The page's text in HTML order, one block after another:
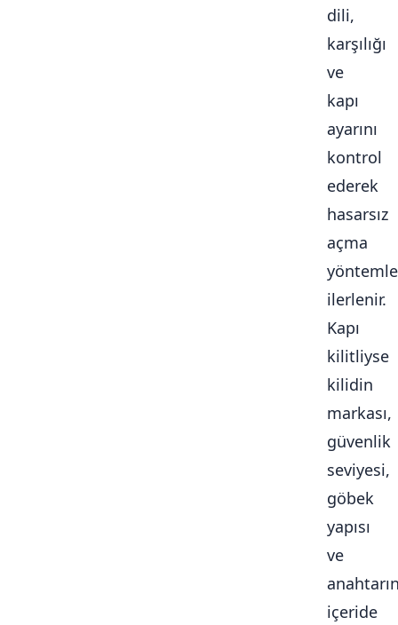
dili,
karşılığı
ve
kapı
ayarını
kontrol
ederek
hasarsız
açma
ilerlenir.
Kapı
kilitliyse
kilidin
markası,
güvenlik
seviyesi,
göbek
yapısı
ve
içeride